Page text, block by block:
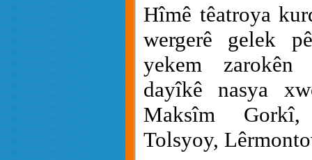
Hîmê têatroya
wergerê gelek
yekem
dayîkê nasya
Maksîm
Tolsyoy,